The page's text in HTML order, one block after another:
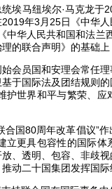
埃马纽埃尔·马克龙于
年3月25日《中华
华人民共和国和法兰
的联合声明》的基础上
会员国和安理会常任
于国际法及团结规则
世界和平与繁荣、
国80周年改革倡议”
更具包容性的国际
、透明、包容、非歧
动二十国集团发挥国际